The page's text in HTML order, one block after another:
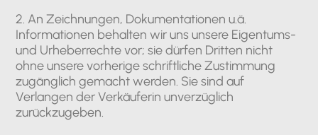
2. An Zeichnungen, Dokumentationen u.ä.
Informationen behalten wir uns unsere Eigentums-
und Urheberrechte vor; sie dürfen Dritten nicht
ohne unsere vorherige schriftliche Zustimmung
zugänglich gemacht werden. Sie sind auf
Verlangen der Verkäuferin unverzüglich
zurückzugeben.